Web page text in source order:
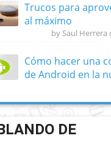
Trucos para
al máximo
by Saul Herrera
Cómo hacer una
de Android en la
DE